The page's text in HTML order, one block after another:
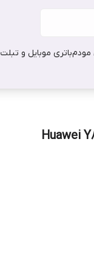
مودمباتری موبایل و تبلت